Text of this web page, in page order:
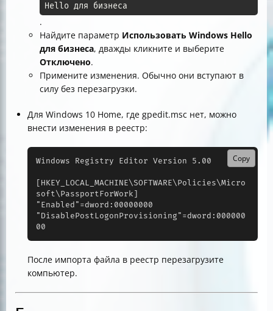
Hello для бизнеса
.
Найдите параметр Использовать Windows Hello
для бизнеса, дважды кликните и выберите
Отключено.
Примените изменения. Обычно они вступают в
силу без перезагрузки.
Для Windows 10 Home, где gpedit.msc нет, можно
внести изменения в реестр:
Windows Registry Editor Version 5.00
[HKEY_LOCAL_MACHINE\SOFTWARE\Policies\Micro
soft\PassportForWork]
"Enabled"=dword:00000000
"DisablePostLogonProvisioning"=dword:000000
00
Copy
После импорта файла в реестр перезагрузите
компьютер.